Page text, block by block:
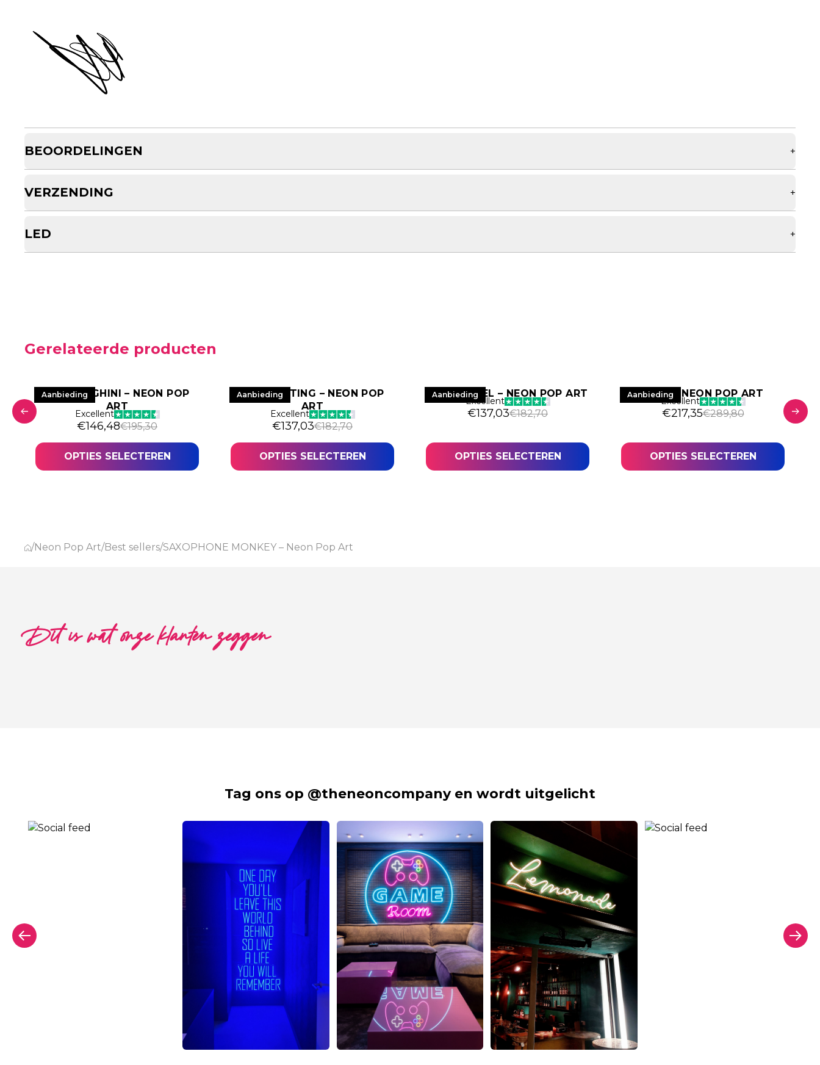
BEOORDELINGEN +
VERZENDING +
LED +
Gerelateerde producten
Aanbieding
LAMBORGHINI – NEON POP
ART
Excellent
€146,48€195,30
OPTIES SELECTEREN
Aanbieding
HYPE SITTING – NEON POP
ART
Excellent
€137,03€182,70
OPTIES SELECTEREN
Aanbieding
HYPE ANGEL – NEON POP ART
Excellent
€137,03€182,70
OPTIES SELECTEREN
Aanbieding
HYPE – NEON POP ART
Excellent
€217,35€289,80
OPTIES SELECTEREN
/Neon Pop Art/Best sellers/SAXOPHONE MONKEY – Neon Pop Art
Dit is wat onze klanten zeggen
Tag ons op @theneoncompany en wordt uitgelicht